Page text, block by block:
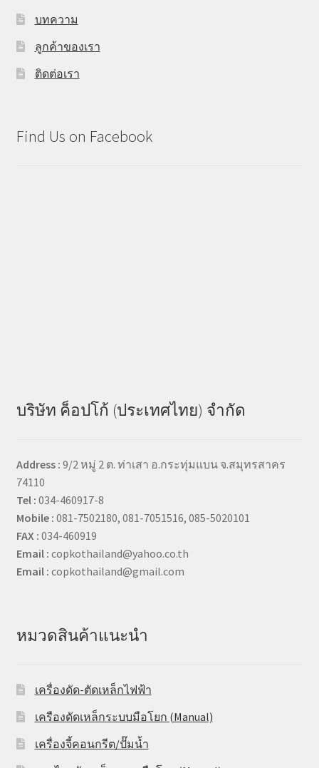
บทความ
ลูกค้าของเรา
ติดต่อเรา
Find Us on Facebook
บริษัท ค็อปโก้ (ประเทศไทย) จำกัด
Address : 9/2 หมู่ 2 ต. ท่าเสา อ.กระทุ่มแบน จ.สมุทรสาคร
74110
Tel : 034-460917-8
Mobile : 081-7502180, 081-7051516, 085-5020101
FAX : 034-460919
Email : copkothailand@yahoo.co.th
Email : copkothailand@gmail.com
หมวดสินค้าแนะนำ
เครื่องดัด-ตัดเหล็กไฟฟ้า
เครืองดัดเหล็กระบบมือโยก (Manual)
เครื่องจี้คอนกรีต/ปั๊มน้ำ